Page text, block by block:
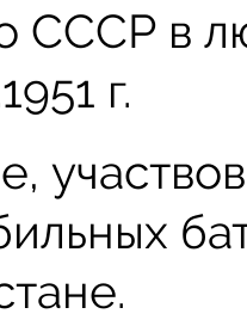
СССР в
г.